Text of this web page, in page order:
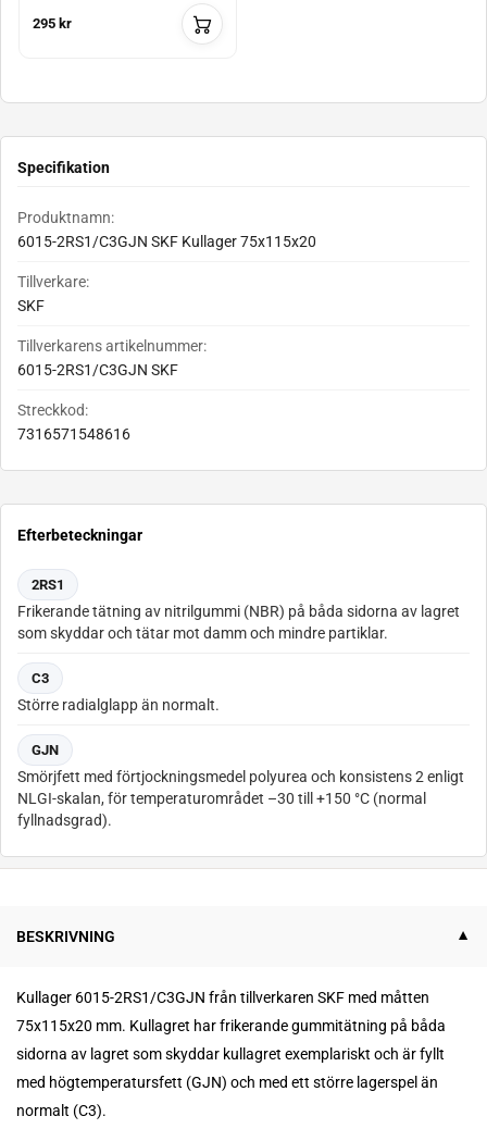
295 kr
Specifikation
Produktnamn:
6015-2RS1/C3GJN SKF Kullager 75x115x20
Tillverkare:
SKF
Tillverkarens artikelnummer:
6015-2RS1/C3GJN SKF
Streckkod:
7316571548616
Efterbeteckningar
2RS1
Frikerande tätning av nitrilgummi (NBR) på båda sidorna av lagret
som skyddar och tätar mot damm och mindre partiklar.
C3
Större radialglapp än normalt.
GJN
Smörjfett med förtjockningsmedel polyurea och konsistens 2 enligt
NLGI-skalan, för temperaturområdet –30 till +150 °C (normal
fyllnadsgrad).
BESKRIVNING
Kullager 6015-2RS1/C3GJN från tillverkaren SKF med måtten
75x115x20 mm. Kullagret har frikerande gummitätning på båda
sidorna av lagret som skyddar kullagret exemplariskt och är fyllt
med högtemperatursfett (GJN) och med ett större lagerspel än
normalt (C3).